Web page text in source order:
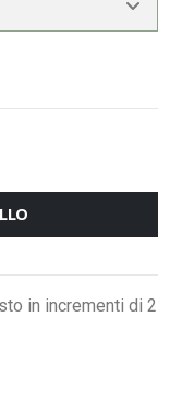
in incrementi di 2